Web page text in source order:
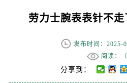
劳力士腕表表针不
发布时间：2025-
阅读：（
分享到：